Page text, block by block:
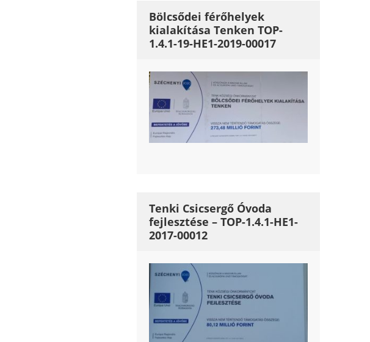
Bölcsődei férőhelyek
kialakítása Tenken TOP-
1.4.1-19-HE1-2019-00017
Tenki Csicsergő Óvoda
fejlesztése – TOP-1.4.1-HE1-
2017-00012